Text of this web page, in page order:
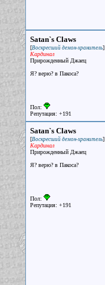
Satan`s Claws
[Воскресший демон-хранитель]
Кардинал
Прирожденный Джаец
Я? верю? в Пакоса?
Пол:
Репутация: +191
Satan`s Claws
[Воскресший демон-хранитель]
Кардинал
Прирожденный Джаец
Я? верю? в Пакоса?
Пол:
Репутация: +191